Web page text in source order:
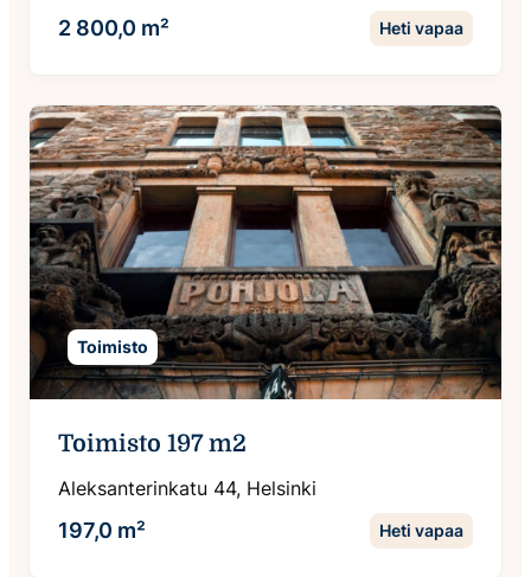
2 800,0 m² Heti vapaa
Toimisto
Toimisto 197 m2
Aleksanterinkatu 44, Helsinki
197,0 m² Heti vapaa